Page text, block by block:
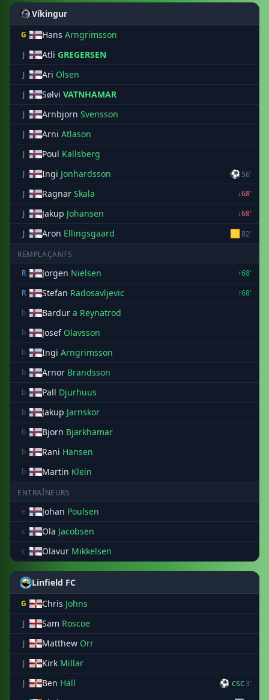
Víkingur
G Hans Arngrimsson
J Atli GREGERSEN
J Ari Olsen
J Sølvi VATNHAMAR
J Arnbjorn Svensson
J Arni Atlason
J Poul Kallsberg
J Ingi Jonhardsson ⚽ 56'
J
Ragnar Skala
↓68'
J
Jakup Johansen
↓68'
J
Aron Ellingsgaard 🟨82'
REMPLAÇANTS
R
Jorgen Nielsen
↑68'
R
Stefan Radosavljevic
↑68'
b
Bardur a Reynatrod
b Josef Olavsson
b Ingi Arngrimsson
b Arnor Brandsson
b Pall Djurhuus
b Jakup Jarnskor
b Bjorn Bjarkhamar
b Rani Hansen
b Martin Klein
ENTRAÎNEURS
e
Johan Poulsen
c Ola Jacobsen
c Olavur Mikkelsen
Linfield FC
G Chris Johns
J Sam Roscoe
J Matthew Orr
J Kirk Millar
J Ben Hall ⚽ csc3'